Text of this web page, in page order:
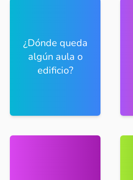
¿Dónde queda
algún aula o
edificio?